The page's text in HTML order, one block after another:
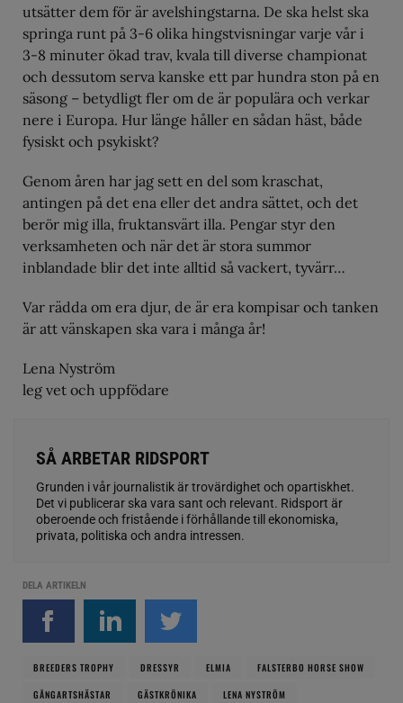
utsätter dem för är avelshingstarna. De ska helst ska
springa runt på 3-6 olika hingstvisningar varje vår i
3-8 minuter ökad trav, kvala till diverse championat
och dessutom serva kanske ett par hundra ston på en
säsong – betydligt fler om de är populära och verkar
nere i Europa. Hur länge håller en sådan häst, både
fysiskt och psykiskt?
Genom åren har jag sett en del som kraschat,
antingen på det ena eller det andra sättet, och det
berör mig illa, fruktansvärt illa. Pengar styr den
verksamheten och när det är stora summor
inblandade blir det inte alltid så vackert, tyvärr…
Var rädda om era djur, de är era kompisar och tanken
är att vänskapen ska vara i många år!
Lena Nyström
leg vet och uppfödare
SÅ ARBETAR RIDSPORT
Grunden i vår journalistik är trovärdighet och opartiskhet.
Det vi publicerar ska vara sant och relevant. Ridsport är
oberoende och fristående i förhållande till ekonomiska,
privata, politiska och andra intressen.
DELA ARTIKELN
BREEDERS TROPHY DRESSYR ELMIA
FALSTERBO HORSE SHOW
GÅNGARTSHÄSTAR
GÄSTKRÖNIKA LENA NYSTRÖM